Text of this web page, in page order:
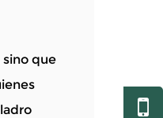
sino que